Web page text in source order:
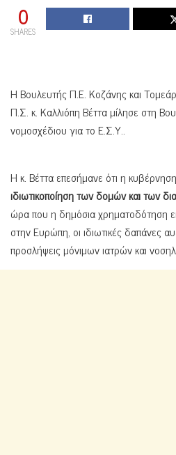
0
SHARES
Η Βουλευτής Π.Ε. Κοζάνης και
Π.Σ. κ. Καλλιόπη Βέττα μίλησε στη
νομοσχέδιου για το Ε.Σ.Υ..
Η κ. Βέττα επεσήμανε ότι η
ιδιωτικοποίηση των δομών και των
ώρα που η δημόσια χρηματοδότηση
στην Ευρώπη, οι ιδιωτικές δαπάνες
προσλήψεις μόνιμων ιατρών και